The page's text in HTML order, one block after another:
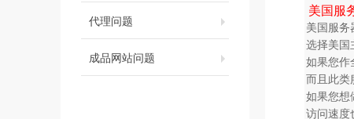
代理问题
成品网站问题
美国服
美国服务
选择美国
如果您作
而且此类
如果您想
访问速度